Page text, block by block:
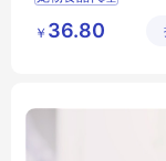
宠物食品加工
￥ 36.80